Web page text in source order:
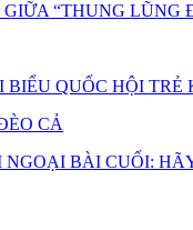
“THUNG LŨNG
QUỐC HỘI TRẺ
CẢ
BÀI CUỐI: